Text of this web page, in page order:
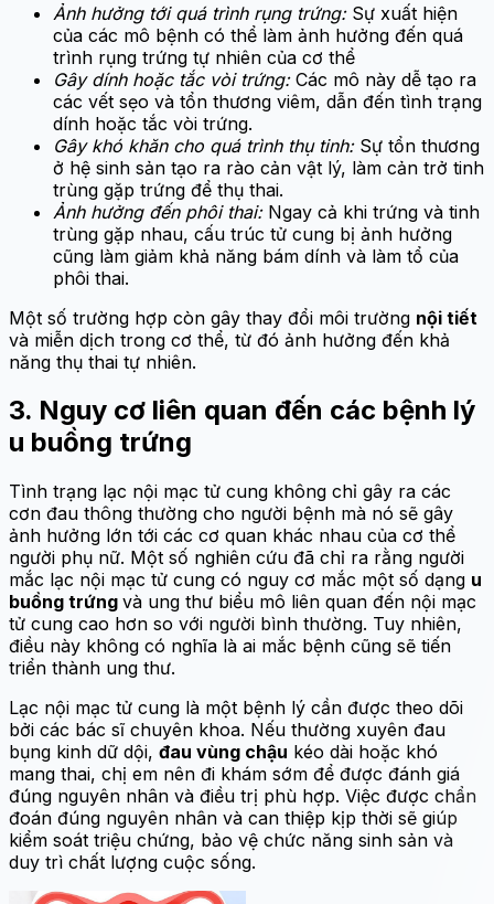
Ảnh hưởng tới quá trình rụng trứng:Sự xuất hiện
của các mô bệnh có thể làm ảnh hưởng đến quá
trình rụng trứng tự nhiên của cơ thể
Gây dính hoặc tắc vòi trứng:Các mô này dễ tạo ra
các vết sẹo và tổn thương viêm, dẫn đến tình trạng
dính hoặc tắc vòi trứng.
Gây khó khăn cho quá trình thụ tinh:Sự tổn thương
ở hệ sinh sản tạo ra rào cản vật lý, làm cản trở tinh
trùng gặp trứng để thụ thai.
Ảnh hưởng đến phôi thai:Ngay cả khi trứng và tinh
trùng gặp nhau, cấu trúc tử cung bị ảnh hưởng
cũng làm giảm khả năng bám dính và làm tổ của
phôi thai.
Một số trường hợp còn gây thay đổi môi trường nội tiết
và miễn dịch trong cơ thể, từ đó ảnh hưởng đến khả
năng thụ thai tự nhiên.
3. Nguy cơ liên quan đến các bệnh lý
u buồng trứng
Tình trạng lạc nội mạc tử cung không chỉ gây ra các
cơn đau thông thường cho người bệnh mà nó sẽ gây
ảnh hưởng lớn tới các cơ quan khác nhau của cơ thể
người phụ nữ. Một số nghiên cứu đã chỉ ra rằng người
mắc lạc nội mạc tử cung có nguy cơ mắc một số dạng u
buồng trứng và ung thư biểu mô liên quan đến nội mạc
tử cung cao hơn so với người bình thường. Tuy nhiên,
điều này không có nghĩa là ai mắc bệnh cũng sẽ tiến
triển thành ung thư.
Lạc nội mạc tử cung là một bệnh lý cần được theo dõi
bởi các bác sĩ chuyên khoa. Nếu thường xuyên đau
bụng kinh dữ dội, đau vùng chậu kéo dài hoặc khó
mang thai, chị em nên đi khám sớm để được đánh giá
đúng nguyên nhân và điều trị phù hợp. Việc được chẩn
đoán đúng nguyên nhân và can thiệp kịp thời sẽ giúp
kiểm soát triệu chứng, bảo vệ chức năng sinh sản và
duy trì chất lượng cuộc sống.